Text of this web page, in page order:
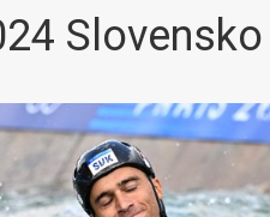
Slovensko